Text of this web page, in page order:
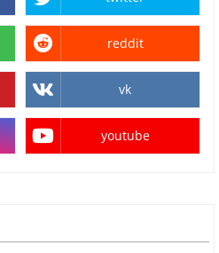
reddit
vk
youtube